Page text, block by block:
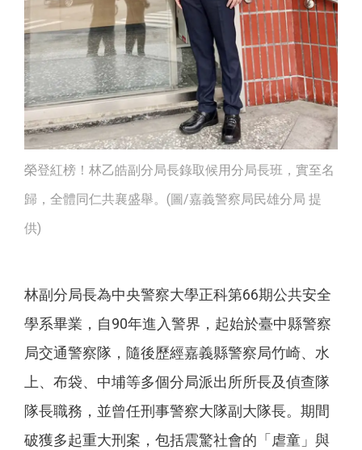
榮登紅榜！林乙皓副分局長錄取候用分局長班，實至名
歸，全體同仁共襄盛舉。(圖/嘉義警察局民雄分局 提
供)
林副分局長為中央警察大學正科第66期公共安全
學系畢業，自90年進入警界，起始於臺中縣警察
局交通警察隊，隨後歷經嘉義縣警察局竹崎、水
上、布袋、中埔等多個分局派出所所長及偵查隊
隊長職務，並曾任刑事警察大隊副大隊長。期間
破獲多起重大刑案，包括震驚社會的「虐童」與